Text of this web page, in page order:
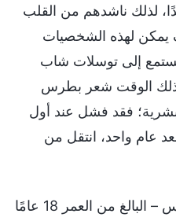
لذلك ناشدهم من القلب
لهذه الشخصيات
تستمع إلى توسلات شاب
ذلك الوقت شعر بطرس
فقد فشل عند أول
عام واحد، انتقل من
أدت الانتكاسة إلى جعل بطرس – البالغ من العمر 18 عامًا